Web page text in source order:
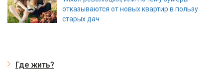
отказываются от новых квартир в пользу
старых дач
Где жить?